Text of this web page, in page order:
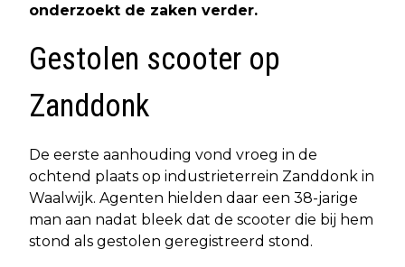
onderzoekt de zaken verder.
Gestolen scooter op
Zanddonk
De eerste aanhouding vond vroeg in de
ochtend plaats op industrieterrein Zanddonk in
Waalwijk. Agenten hielden daar een 38-jarige
man aan nadat bleek dat de scooter die bij hem
stond als gestolen geregistreerd stond.